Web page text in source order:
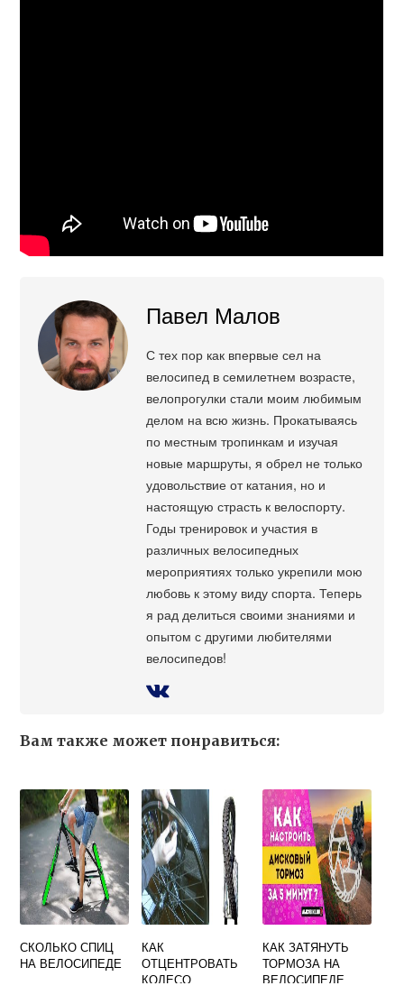
Павел Малов
С тех пор как впервые сел на
велосипед в семилетнем возрасте,
велопрогулки стали моим любимым
делом на всю жизнь. Прокатываясь
по местным тропинкам и изучая
новые маршруты, я обрел не только
удовольствие от катания, но и
настоящую страсть к велоспорту.
Годы тренировок и участия в
различных велосипедных
мероприятиях только укрепили мою
любовь к этому виду спорта. Теперь
я рад делиться своими знаниями и
опытом с другими любителями
велосипедов!
Вам также может понравиться:
СКОЛЬКО СПИЦ
НА ВЕЛОСИПЕДЕ
КАК
ОТЦЕНТРОВАТЬ
КОЛЕСО
КАК ЗАТЯНУТЬ
ТОРМОЗА НА
ВЕЛОСИПЕДЕ